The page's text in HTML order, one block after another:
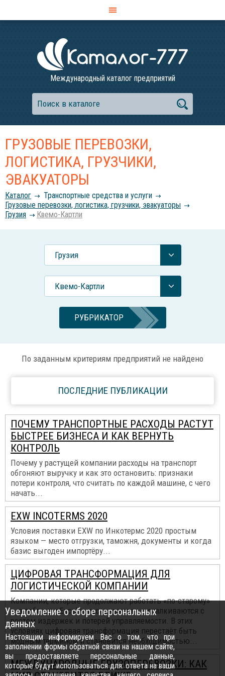
Международный каталог предприятий
ГРУЗОВЫЕ ПЕРЕВОЗКИ,
ЛОГИСТИКА, ГРУЗЧИКИ,
ЭВАКУАТОРЫ
Каталог
Транспортные средства и услуги
Грузовые перевозки, логистика, грузчики, эвакуаторы
Грузия
Квемо-Картли
Грузия
Квемо-Картли
РУБРИКАТОР
По заданным критериям предприятий не найдено
ПОСЛЕДНИЕ ПУБЛИКАЦИИ
ПОЧЕМУ ТРАНСПОРТНЫЕ РАСХОДЫ РАСТУТ
БЫСТРЕЕ БИЗНЕСА И КАК ВЕРНУТЬ
КОНТРОЛЬ
Почему у растущей компании расходы на транспорт
обгоняют выручку и как это остановить: признаки
потери контроля, что считать по каждой машине, с чего
начать...
EXW INCOTERMS 2020
Условия поставки EXW по Инкотермс 2020 простым
языком — место отгрузки, таможня, документы и когда
базис выгоден импортёру...
ЦИФРОВАЯ ТРАНСФОРМАЦИЯ ДЛЯ
ЛОГИСТИЧЕСКОЙ КОМПАНИИ
Компании, которые продолжают работать «по-старому»
— в таблицах Excel и мессенджерах — сталкиваются с
ростом издержек и потерей управляемости. В этих
условиях цифровая трансформация перестаёт быть
модным термином и становится необходимостью...
МЕЖДУНАРОДНЫЕ ГРУЗОПЕРЕВОЗКИ: КАК
Уведомление о сборе персональных
данных
Настоящим информируем Вас о том, что при
заполнении формы обратной связи на нашем сайте,
вы предоставляете персональные данные,
которые будут использоваться для: ответа на ваши